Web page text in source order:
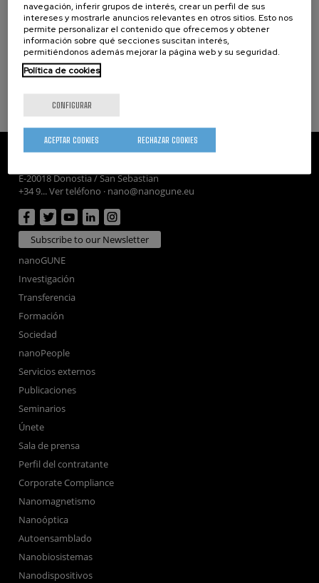
16/06/2026
El proyecto TextaDNA avanza en el almacenamiento de
datos mediante fibras poliméricas basado en ADN
CIC nanoGUNE
E-20018 Donostia / San Sebastian
+34 9... Ver teléfono · nano@nanogune.eu
Subscribe to our Newsletter
nanoGUNE
Investigación
Transferencia
Formación
Sociedad
nanoPeople
Servicios externos
Publicaciones
Seminarios
Únete
Sala de prensa
Perfil del contratante
Corporate Compliance
Nanomagnetismo
Nanoóptica
Autoensamblado
Nanobiosistemas
Nanodispositivos
navegación, inferir grupos de interés, crear un perfil de sus
intereses y mostrarle anuncios relevantes en otros sitios. Esto nos
permite personalizar el contenido que ofrecemos y obtener
información sobre qué secciones suscitan interés,
permitiéndonos además mejorar la página web y su seguridad.
Política de cookies
CONFIGURAR
RECHAZAR COOKIES
ACEPTAR COOKIES